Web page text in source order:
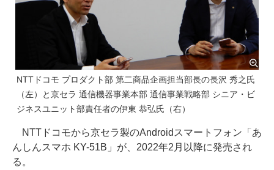
NTTドコモ プロダクト部 第二商品企画担当部長の長沢 秀之氏
（左）と京セラ 通信機器事業本部 通信事業戦略部 シニア・ビ
ジネスユニット部責任者の伊東 恭弘氏（右）
NTTドコモから京セラ製のAndroidスマートフォン「あ
んしんスマホ KY-51B」が、2022年2月以降に発売され
る。